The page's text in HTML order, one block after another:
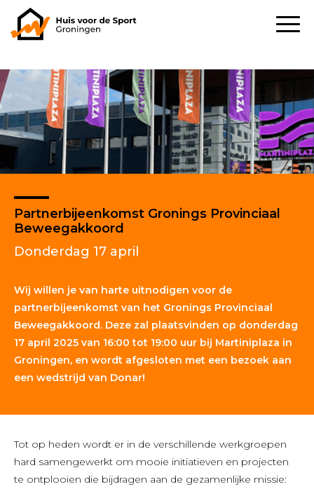
Partnerbijeenkomst Gronings Provinciaal
Beweegakkoord
Donderdag 17 april
Wij willen je van harte uitnodigen voor de
partnerbijeenkomst van het Gronings Provinciaal
Beweegakkoord. Deze zal plaatsvinden op donderdag
17 april 2025 van 16:00 tot 19:00 uur bij Martiniplaza in
Groningen, en wordt afgesloten met een bezoek aan
een wedstrijd van Donar!
Tot op heden wordt er in de verschillende werkgroepen
hard samengewerkt om mooie initiatieven en projecten
te ontplooien die bijdragen aan de gezamenlijke missie: